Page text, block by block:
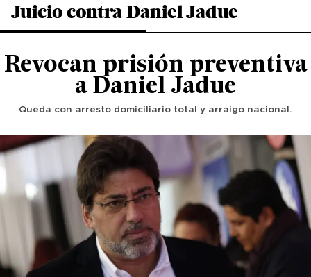
Juicio contra Daniel Jadue
Revocan prisión preventiva
a Daniel Jadue
Queda con arresto domiciliario total y arraigo nacional.